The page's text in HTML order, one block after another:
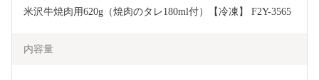
米沢牛焼肉用620g（焼肉のタレ180ml付）【冷凍】 F2Y-3565
内容量